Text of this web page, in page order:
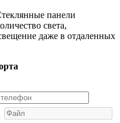
панели
света,
даже в отдаленных